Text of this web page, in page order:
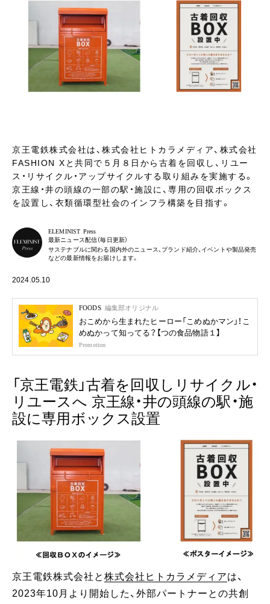
京王電鉄株式会社は、株式会社ヒトカラメディア、株式会社
FASHION Xと共同で５月８日から古着を回収し、リユー
ス・リサイクル・アップサイクルする取り組みを実施する。
京王線・井の頭線の一部の駅・施設に、専用の回収ボックス
を設置し、衣類循環型社会のインフラ構築を目指す。
ELEMINIST Press
最新ニュース配信（毎日更新）
サステナブルに関わる国内外のニュース、ブランド紹介、イベントや製品発売
などの最新情報をお届けします。
2024.05.10
FOODS 編集部オリジナル
おこめから生まれたヒーロー「こめぬかマン」！こ
めぬかって知ってる？【つの食品物語１】
Promotion
「京王電鉄」古着を回収しリサイクル・
リユースへ 京王線・井の頭線の駅・施
設に専用ボックス設置
京王電鉄株式会社と 株式会社ヒトカラメディアは、
2023年10月より開始した、外部パートナーとの共創